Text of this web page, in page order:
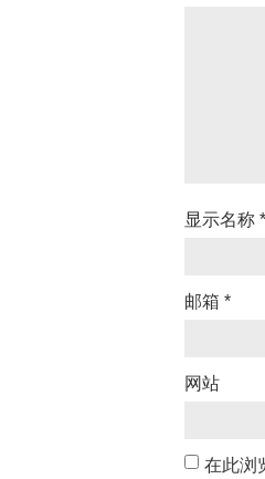
显示名称 *
邮箱 *
网站
在此浏